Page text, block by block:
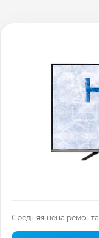
Средняя цена ремонта